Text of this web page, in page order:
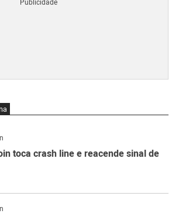
toca crash line e reacende sinal de